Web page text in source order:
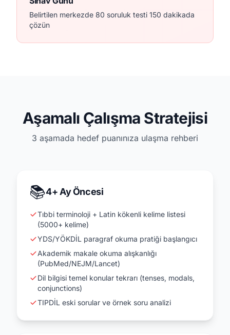
Belirtilen merkezde 80 soruluk testi 150 dakikada
çözün
Aşamalı Çalışma Stratejisi
3 aşamada hedef puanınıza ulaşma rehberi
📚4+ Ay Öncesi
Tıbbi terminoloji + Latin kökenli kelime listesi
(5000+ kelime)
YDS/YÖKDİL paragraf okuma pratiği başlangıcı
Akademik makale okuma alışkanlığı
(PubMed/NEJM/Lancet)
Dil bilgisi temel konular tekrarı (tenses, modals,
conjunctions)
TIPDİL eski sorular ve örnek soru analizi